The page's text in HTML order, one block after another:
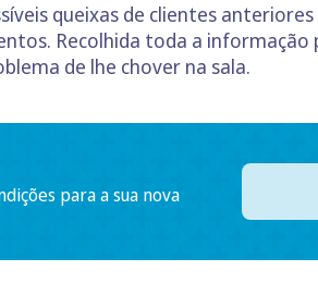
queixas de clientes
Recolhida toda a
de lhe chover na sala.
para a sua nova